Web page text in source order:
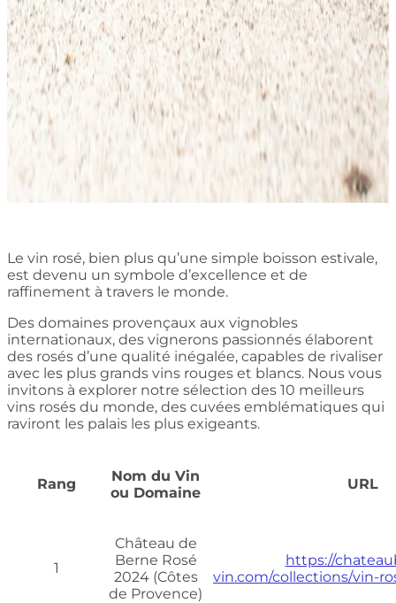
Le vin rosé, bien plus qu’une simple boisson estivale,
est devenu un symbole d’excellence et de
raffinement à travers le monde.
Des domaines provençaux aux vignobles
internationaux, des vignerons passionnés élaborent
des rosés d’une qualité inégalée, capables de rivaliser
avec les plus grands vins rouges et blancs. Nous vous
invitons à explorer notre sélection des 10 meilleurs
vins rosés du monde, des cuvées emblématiques qui
raviront les palais les plus exigeants.
Rang
Nom du Vin
ou Domaine
URL
1
Château de
Berne Rosé
2024 (Côtes
de Provence)
https://
vin.com/collections/vin-